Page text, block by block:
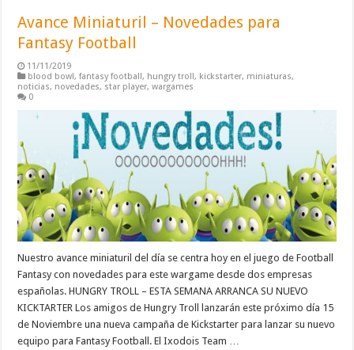
Avance Miniaturil – Novedades para
Fantasy Football
11/11/2019
blood bowl,fantasy football, hungry troll, kickstarter, miniaturas,
noticias, novedades, star player,wargames
0
Nuestro avance miniaturil del día se centra hoy en el juego de Football
Fantasy con novedades para este wargame desde dos empresas
españolas. HUNGRY TROLL – ESTA SEMANA ARRANCA SU NUEVO
KICKTARTER Los amigos de Hungry Troll lanzarán este próximo día 15
de Noviembre una nueva campaña de Kickstarter para lanzar su nuevo
equipo para Fantasy Football. El Ixodois Team …